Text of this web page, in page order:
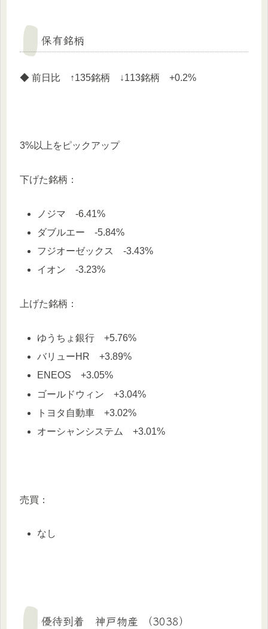
保有銘柄
◆ 前日比 ↑135銘柄 ↓113銘柄 +0.2%
3%以上をピックアップ
下げた銘柄：
ノジマ -6.41%
ダブルエー -5.84%
フジオーゼックス -3.43%
イオン -3.23%
上げた銘柄：
ゆうちょ銀行 +5.76%
バリューHR +3.89%
ENEOS +3.05%
ゴールドウィン +3.04%
トヨタ自動車 +3.02%
オーシャンシステム +3.01%
売買：
なし
優待到着 神戸物産 （3038）